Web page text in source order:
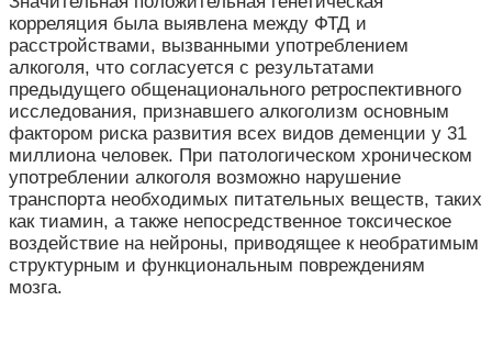
корреляция была выявлена между ФТД и
расстройствами, вызванными употреблением
алкоголя, что согласуется с результатами
предыдущего общенационального ретроспективного
исследования, признавшего алкоголизм основным
фактором риска развития всех видов деменции у 31
миллиона человек. При патологическом хроническом
употреблении алкоголя возможно нарушение
транспорта необходимых питательных веществ, таких
как тиамин, а также непосредственное токсическое
воздействие на нейроны, приводящее к необратимым
структурным и функциональным повреждениям
мозга.